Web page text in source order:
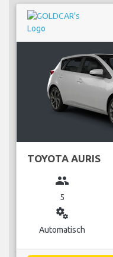
TOYOTA AURIS
group
5
miscellaneous_services
Automatisch